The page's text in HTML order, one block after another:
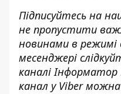
Підписуйтесь на
не пропустити
новинами в режимі
месенджері
каналіІнформатор
канал у Viber можна